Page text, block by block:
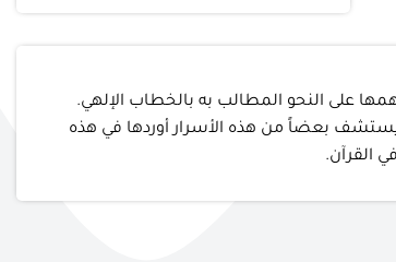
على النحو المطالب به بالخطاب الإلهي.
يستشف بعضاً من هذه الأسرار أوردها في هذه
القرآن.